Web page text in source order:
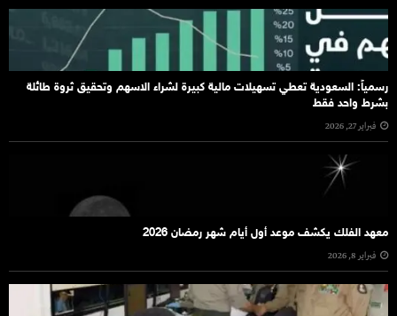
رسمياً: السعودية تعطي تسهيلات مالية كبيرة لشراء الاسهم وتحقيق ثروة طائلة
بشرط واحد فقط
فبراير 27, 2026
معهد الفلك يكشف موعد أول أيام شهر رمضان 2026
فبراير 8, 2026